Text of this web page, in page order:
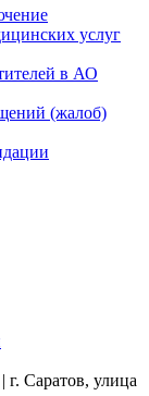
услуг
в АО
(жалоб)
| г. Саратов, улица